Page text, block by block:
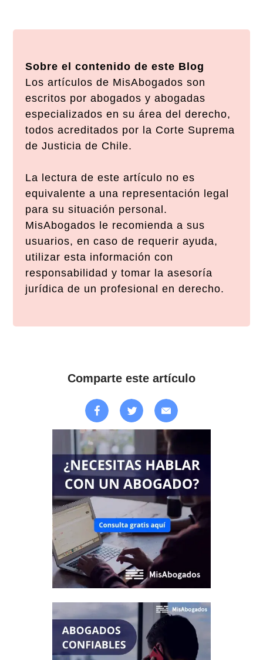
Sobre el contenido de este Blog
Los artículos de MisAbogados son
escritos por abogados y abogadas
especializados en su área del derecho,
todos acreditados por la Corte Suprema
de Justicia de Chile.
La lectura de este artículo no es
equivalente a una representación legal
para su situación personal.
MisAbogados le recomienda a sus
usuarios, en caso de requerir ayuda,
utilizar esta información con
responsabilidad y tomar la asesoría
jurídica de un profesional en derecho.
Comparte este artículo